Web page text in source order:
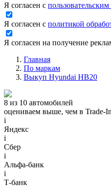
Я согласен с
Я согласен с политикой
Я согласен на получение
Главная
По маркам
Выкуп Hyundai HB20
8 из 10 автомобилей
оцениваем выше, чем в Trade‑In
i
Яндекс
i
Сбер
i
Альфа-банк
i
Т-банк